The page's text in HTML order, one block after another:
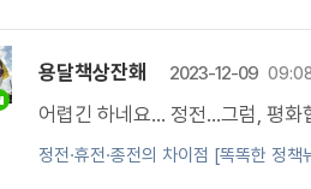
용달책상잔홰 2023-12-09
어렵긴 하네요... 정전...그럼, 평
정전·휴전·종전의 차이점 [똑똑한 정책